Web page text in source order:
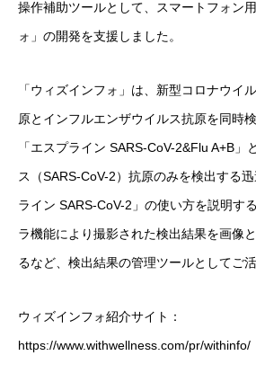
操作補助ツールとして、スマートフォン
ォ」の開発を支援しました。
「ウィズインフォ」は、新型コロナウイ
原とインフルエンザウイルス抗原を同時
「エスプライン SARS-CoV-2&Flu A+B」
ス（SARS-CoV-2）抗原のみを検出する
ライン SARS-CoV-2」の使い方を説明す
ラ機能により撮影された検出結果を画像
るなど、検出結果の管理ツールとしてご
ウィズインフォ紹介サイト：
https://www.withwellness.com/pr/withinfo/